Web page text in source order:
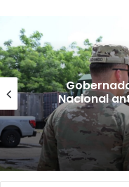
“Camisa
de consulta